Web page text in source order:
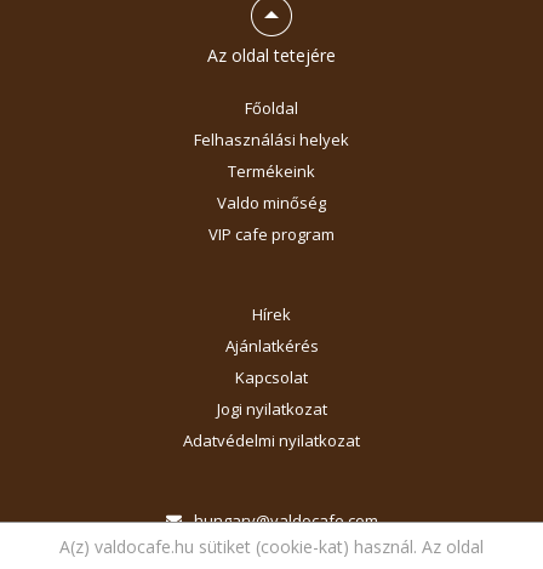
Az oldal tetejére
Főoldal
Felhasználási helyek
Termékeink
Valdo minőség
VIP cafe program
Hírek
Ajánlatkérés
Kapcsolat
Jogi nyilatkozat
Adatvédelmi nyilatkozat
hungary@valdocafe.com
+36 (1) 362 6595
A(z) valdocafe.hu sütiket (cookie-kat) használ. Az oldal